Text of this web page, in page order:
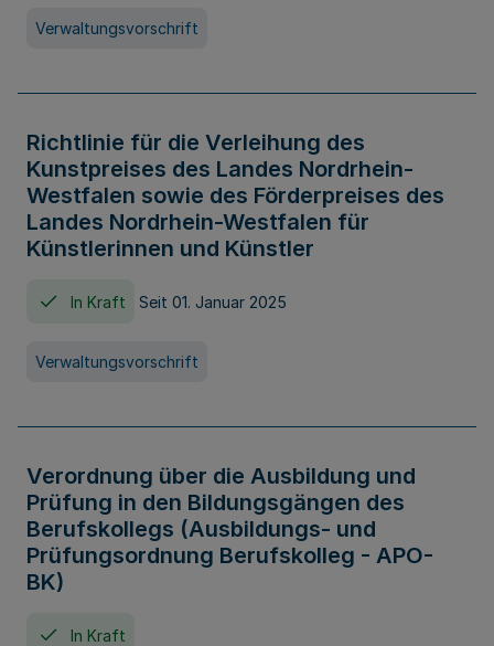
Verwaltungsvorschrift
Richtlinie für die Verleihung des
Kunstpreises des Landes Nordrhein-
Westfalen sowie des Förderpreises des
Landes Nordrhein-Westfalen für
Künstlerinnen und Künstler
In Kraft Seit 01. Januar 2025
Verwaltungsvorschrift
Verordnung über die Ausbildung und
Prüfung in den Bildungsgängen des
Berufskollegs (Ausbildungs- und
Prüfungsordnung Berufskolleg - APO-
BK)
In Kraft